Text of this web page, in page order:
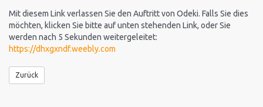
Mit diesem Link verlassen Sie den Auftritt von Odeki. Falls Sie dies
möchten, klicken Sie bitte auf unten stehenden Link, oder Sie
werden nach 5 Sekunden weitergeleitet:
https://dhxgxndf.weebly.com
Zurück